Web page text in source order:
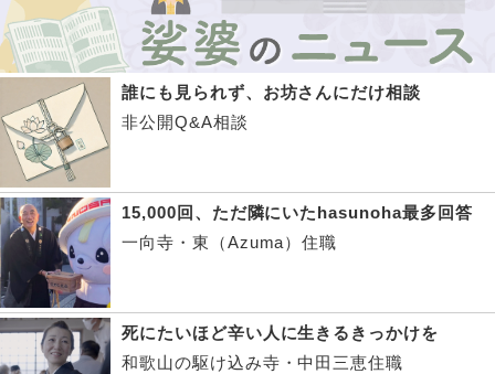
誰にも見られず、お坊さんにだけ相談
非公開Q&A相談
15,000回、ただ隣にいたhasunoha最多回答
一向寺・東（Azuma）住職
死にたいほど辛い人に生きるきっかけを
和歌山の駆け込み寺・中田三恵住職